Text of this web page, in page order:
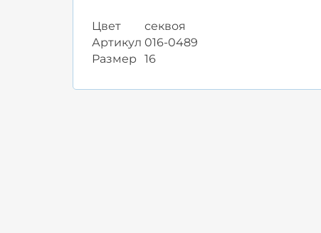
Цвет
секвоя
Артикул 016-0489
Размер
16